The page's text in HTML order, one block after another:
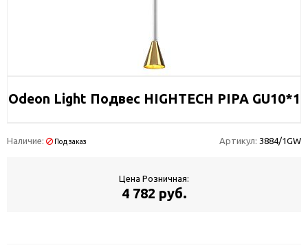
Odeon Light Подвес HIGHTECH PIPA GU10*1
Наличие: Под заказ Артикул: 3884/1GW
Цена Розничная:
4 782 руб.